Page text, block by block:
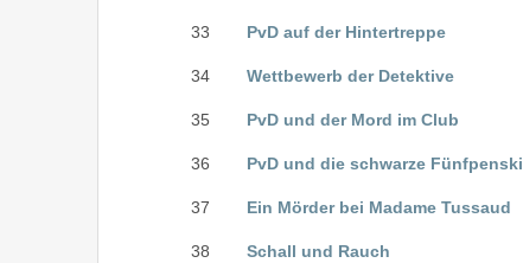
33 PvD auf der Hintertreppe
34 Wettbewerb der Detektive
35 PvD und der Mord im Club
36 PvD und die schwarze Fünfpenski
37 Ein Mörder bei Madame Tussaud
38 Schall und Rauch